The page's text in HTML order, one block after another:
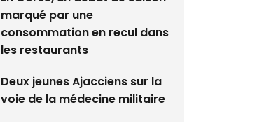
marqué par une
consommation en recul dans
les restaurants
Deux jeunes Ajacciens sur la
voie de la médecine militaire